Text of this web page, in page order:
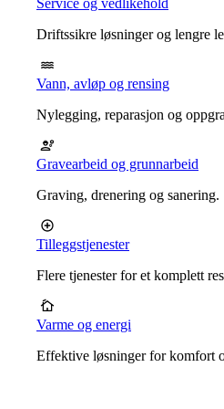
Driftssikre løsninger og lengre
Vann, avløp og rensing
Nylegging, reparasjon og
Gravearbeid og grunnarbeid
Graving, drenering og sanering.
Tilleggstjenester
Flere tjenester for et komplett
Varme og energi
Effektive løsninger for komfort